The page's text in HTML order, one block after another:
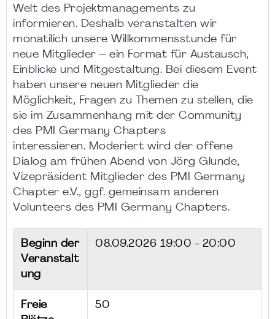
Welt des Projektmanagements zu
informieren. Deshalb veranstalten wir
monatilich unsere Willkommensstunde für
neue Mitglieder – ein Format für Austausch,
Einblicke und Mitgestaltung. Bei diesem Event
haben unsere neuen Mitglieder die
Möglichkeit, Fragen zu Themen zu stellen, die
sie im Zusammenhang mit der Community
des PMI Germany Chapters
interessieren. Moderiert wird der offene
Dialog am frühen Abend von Jörg Glunde,
Vizepräsident Mitglieder des PMI Germany
Chapter e.V., ggf. gemeinsam anderen
Volunteers des PMI Germany Chapters.
Beginn der
Veranstalt
ung
08.09.2026 19:00 - 20:00
Freie
50